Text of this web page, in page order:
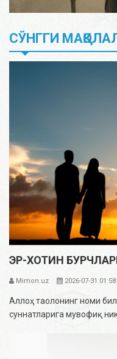
СЎНГГИ
ЭР-ХОТИН
Mimon.uz 2026-07-31
Аллоҳ таолонинг номи
суннатларига мувофиқ